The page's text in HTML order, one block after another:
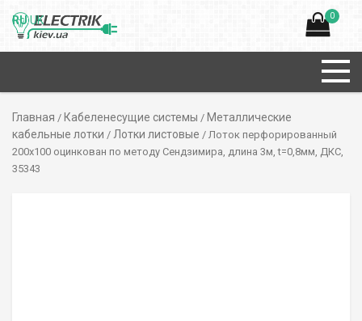
0
Главная / Кабеленесущие системы / Металлические
кабельные лотки / Лотки листовые / Лоток перфорированный
200х100 оцинкован по методу Сендзимира, длина 3м, t=0,8мм, ДКС,
35343
RUUK